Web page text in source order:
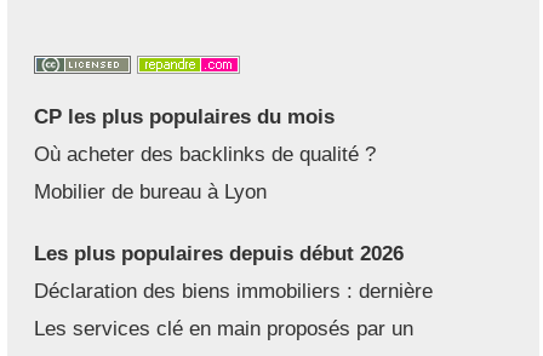
CP les plus populaires du mois
Où acheter des backlinks de qualité ?
Mobilier de bureau à Lyon
Les plus populaires depuis début 2026
Déclaration des biens immobiliers : dernière
Les services clé en main proposés par un